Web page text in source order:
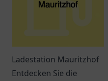
Ladestation Mauritzhof
Entdecken Sie die